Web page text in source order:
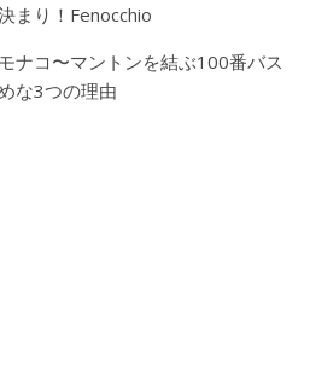
まり！Fenocchio
ナコ〜マントンを結ぶ100番バス
な3つの理由